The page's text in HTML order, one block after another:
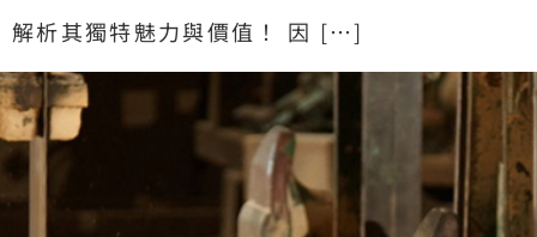
解析其獨特魅力與價值！ 因 […]